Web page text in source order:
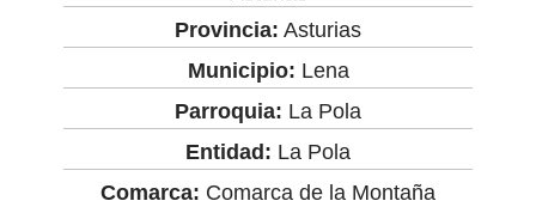
Provincia: Asturias
Municipio: Lena
Parroquia: La Pola
Entidad: La Pola
Comarca: Comarca de la Montaña